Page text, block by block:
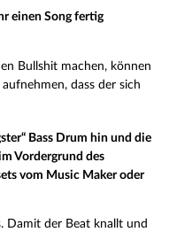
einen Song fertig
Bullshit machen, können
dass der sich
Bass Drum hin und die
Vordergrund des
vom Music Maker oder
Damit der Beat knallt und